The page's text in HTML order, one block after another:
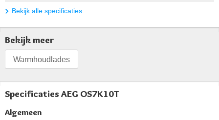
Bekijk alle specificaties
Bekijk meer
Warmhoudlades
Specificaties AEG OS7K10T
Algemeen